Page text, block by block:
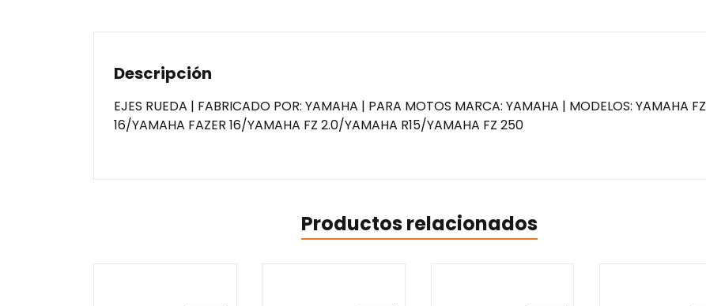
Descripción
EJES RUEDA | FABRICADO POR: YAMAHA | PARA MOTOS MARCA: YAMAHA | MODELOS: YAMAHA FZ
16/YAMAHA FAZER 16/YAMAHA FZ 2.0/YAMAHA R15/YAMAHA FZ 250
Productos relacionados